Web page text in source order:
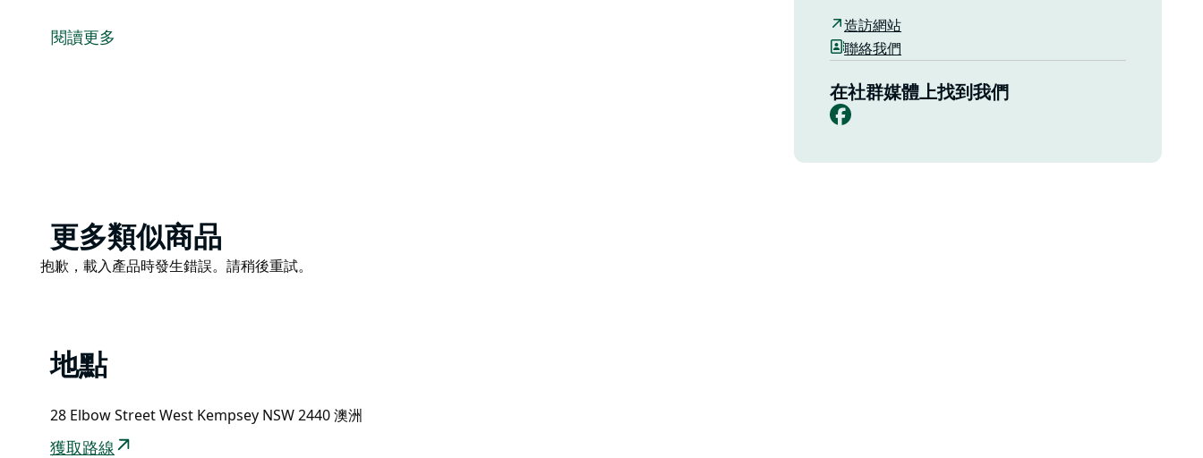
求。
閱讀更多
造訪網站
聯絡我們
在社群媒體上找到我們
Facebook
Product
List
更多類似商品
Product
抱歉，載入產品時發生錯誤。請稍後重試。
地點
28 Elbow Street West Kempsey NSW 2440 澳洲
獲取路線